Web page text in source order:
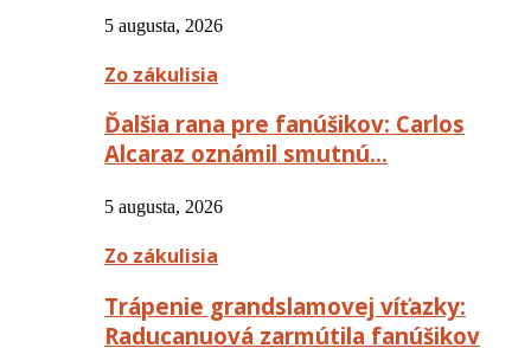
5 augusta, 2026
Zo zákulisia
Ďalšia rana pre fanúšikov: Carlos
Alcaraz oznámil smutnú…
5 augusta, 2026
Zo zákulisia
Trápenie grandslamovej víťazky:
Raducanuová zarmútila fanúšikov